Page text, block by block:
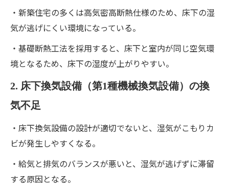
・新築住宅の多くは高気密高断熱仕様のため、床下の湿
気が逃げにくい環境になっている。
・基礎断熱工法を採用すると、床下と室内が同じ空気環
境となるため、床下の湿度が上がりやすい。
2. 床下換気設備（第1種機械換気設備）の換
気不足
・床下換気設備の設計が適切でないと、湿気がこもりカ
ビが発生しやすくなる。
・給気と排気のバランスが悪いと、湿気が逃げずに滞留
する原因となる。